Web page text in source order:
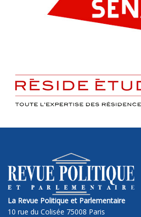
La Revue Politique et Parlementaire
10 rue du Colisée 75008 Paris